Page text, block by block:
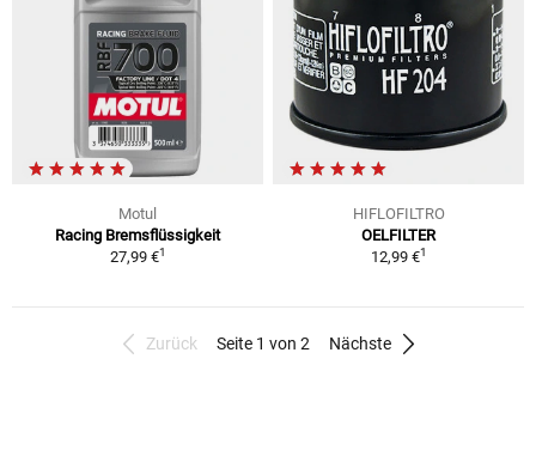
Motul
Racing Bremsflüssigkeit
27,99 €1
HIFLOFILTRO
OELFILTER
12,99 €1
Zurück Seite 1 von 2 Nächste